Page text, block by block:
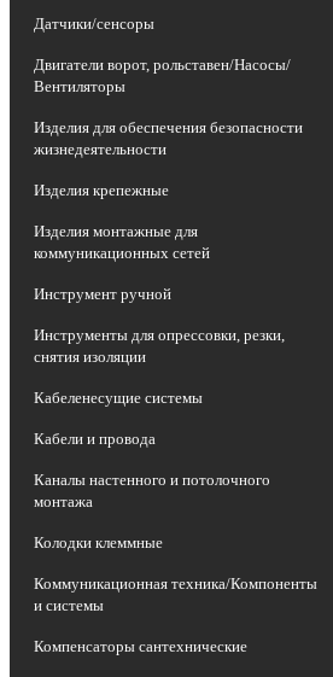
Датчики/сенсоры
Двигатели ворот, рольставен/Насосы/
Вентиляторы
Изделия для обеспечения безопасности
жизнедеятельности
Изделия крепежные
Изделия монтажные для
коммуникационных сетей
Инструмент ручной
Инструменты для опрессовки, резки,
снятия изоляции
Кабеленесущие системы
Кабели и провода
Каналы настенного и потолочного
монтажа
Колодки клеммные
Коммуникационная техника/Компоненты
и системы
Компенсаторы сантехнические
электропередач, представляющих собой
опасности, на более эффективные и
долговечные приспособления -
СИП.